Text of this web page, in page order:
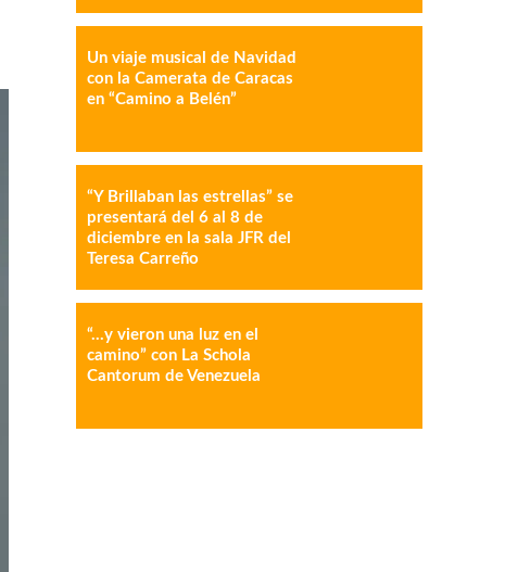
Un viaje musical de Navidad
con la Camerata de Caracas
en “Camino a Belén”
“Y Brillaban las estrellas” se
presentará del 6 al 8 de
diciembre en la sala JFR del
Teresa Carreño
“…y vieron una luz en el
camino” con La Schola
Cantorum de Venezuela